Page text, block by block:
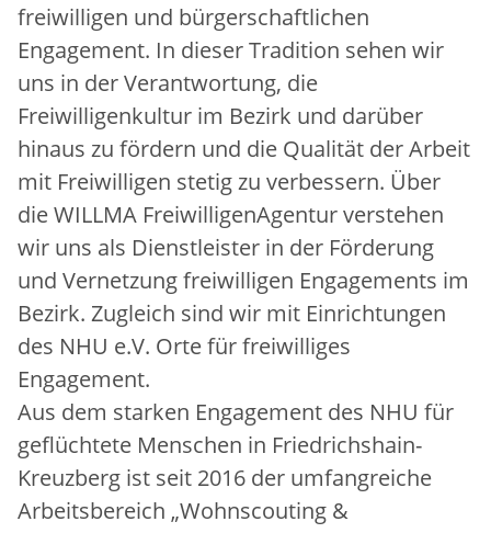
freiwilligen und bürgerschaftlichen
Engagement. In dieser Tradition sehen wir
uns in der Verantwortung, die
Freiwilligenkultur im Bezirk und darüber
hinaus zu fördern und die Qualität der Arbeit
mit Freiwilligen stetig zu verbessern. Über
die WILLMA FreiwilligenAgentur verstehen
wir uns als Dienstleister in der Förderung
und Vernetzung freiwilligen Engagements im
Bezirk. Zugleich sind wir mit Einrichtungen
des NHU e.V. Orte für freiwilliges
Engagement.
Aus dem starken Engagement des NHU für
geflüchtete Menschen in Friedrichshain-
Kreuzberg ist seit 2016 der umfangreiche
Arbeitsbereich „Wohnscouting &